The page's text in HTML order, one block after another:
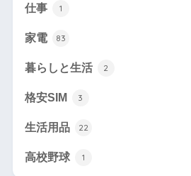
仕事 1
家電 83
暮らしと生活 2
格安SIM 3
生活用品 22
高校野球 1